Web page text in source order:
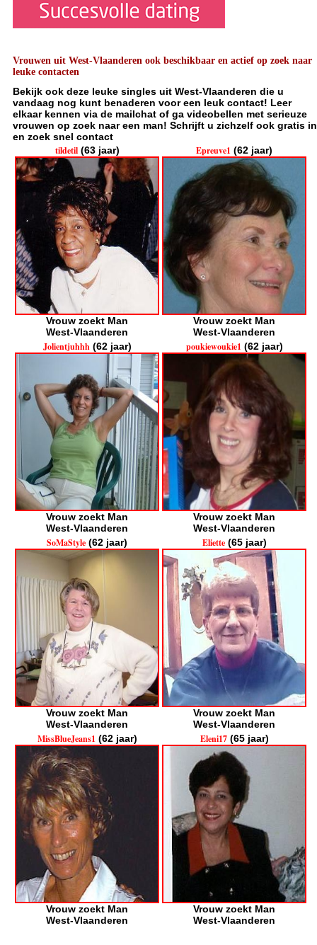
Vrouwen uit West-Vlaanderen ook beschikbaar en actief op zoek naar
leuke contacten
Bekijk ook deze leuke singles uit West-Vlaanderen die u
vandaag nog kunt benaderen voor een leuk contact! Leer
elkaar kennen via de mailchat of ga videobellen met serieuze
vrouwen op zoek naar een man! Schrijft u zichzelf ook gratis in
en zoek snel contact
tildetil(63 jaar)
Vrouw zoekt Man
West-Vlaanderen
Epreuve1 (62 jaar)
Vrouw zoekt Man
West-Vlaanderen
Jolientjuhhh(62 jaar)
Vrouw zoekt Man
West-Vlaanderen
poukiewoukie1 (62 jaar)
Vrouw zoekt Man
West-Vlaanderen
SoMaStyle (62 jaar)
Vrouw zoekt Man
West-Vlaanderen
Eliette(65 jaar)
Vrouw zoekt Man
West-Vlaanderen
MissBlueJeans1 (62 jaar)
Vrouw zoekt Man
West-Vlaanderen
Eleni17(65 jaar)
Vrouw zoekt Man
West-Vlaanderen